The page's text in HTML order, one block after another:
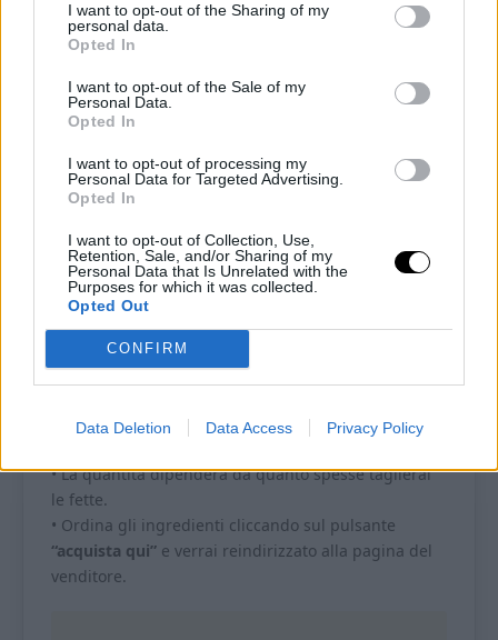
I want to opt-out of the Sharing of my
personal data.
Opted In
I want to opt-out of the Sale of my
Personal Data.
Opted In
I want to opt-out of processing my
Personal Data for Targeted Advertising.
Opted In
I want to opt-out of Collection, Use,
Retention, Sale, and/or Sharing of my
Personal Data that Is Unrelated with the
Purposes for which it was collected.
Opted Out
CONFIRM
Data Deletion Data Access Privacy Policy
albumi senza farina
Cuisine:
Porzioni
Preparazione
Tempo di cottura
50 minutes
Tempo totale
1 hour10 minutes
Ognuno degli ingredienti utilizzati per questa
ricetta è indispensabile per la riuscita della ricetta
stessa. Qualsiasi sostituzione (o omissione) che
risultato finale.
• La quantità dipenderà da quanto spesse taglierai
le fette.
• Ordina gli ingredienti cliccando sul pulsante
“acquista qui” e verrai reindirizzato alla pagina del
venditore.